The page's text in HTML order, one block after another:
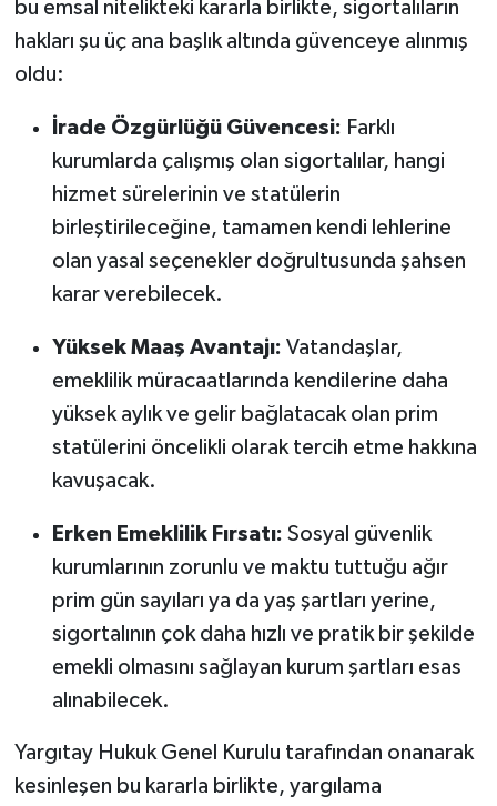
bu emsal nitelikteki kararla birlikte, sigortalıların
hakları şu üç ana başlık altında güvenceye alınmış
oldu:
İrade Özgürlüğü Güvencesi: Farklı
kurumlarda çalışmış olan sigortalılar, hangi
hizmet sürelerinin ve statülerin
birleştirileceğine, tamamen kendi lehlerine
olan yasal seçenekler doğrultusunda şahsen
karar verebilecek.
Yüksek Maaş Avantajı: Vatandaşlar,
emeklilik müracaatlarında kendilerine daha
yüksek aylık ve gelir bağlatacak olan prim
statülerini öncelikli olarak tercih etme hakkına
kavuşacak.
Erken Emeklilik Fırsatı: Sosyal güvenlik
kurumlarının zorunlu ve maktu tuttuğu ağır
prim gün sayıları ya da yaş şartları yerine,
sigortalının çok daha hızlı ve pratik bir şekilde
emekli olmasını sağlayan kurum şartları esas
alınabilecek.
Yargıtay Hukuk Genel Kurulu tarafından onanarak
kesinleşen bu kararla birlikte, yargılama